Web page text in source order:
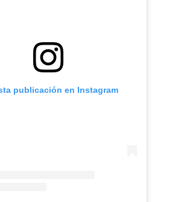
publicación en Instagram